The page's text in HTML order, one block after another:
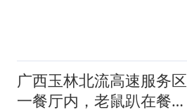
广西玉林北流高速服务区
一餐厅内，老鼠趴在餐盘